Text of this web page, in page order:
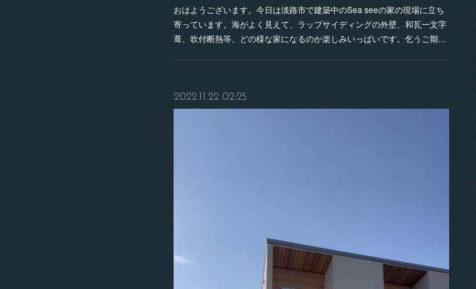
おはようございます。今日は淡路市で建築中のSea seeの家の現場に立ち
寄っています。海がよく見えて、ラップサイディングの外壁、和瓦一文字
葺、吹付断熱等、どの様な家になるのか楽しみいっぱいです。乞うご期…
2022.11.22 02:25